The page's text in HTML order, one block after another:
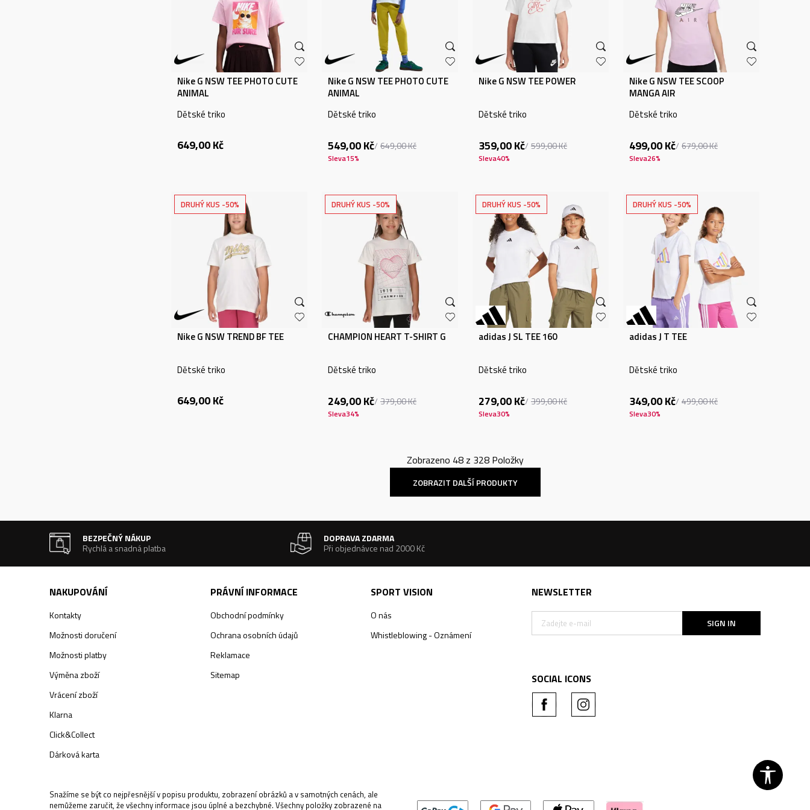
Nike G NSW TEE PHOTO CUTE
ANIMAL
Dětské triko
649,00Kč
Nike G NSW TEE PHOTO CUTE
ANIMAL
Dětské triko
549,00Kč 649,00Kč
Sleva15%
Nike G NSW TEE POWER
Dětské triko
359,00Kč 599,00Kč
Sleva40%
Nike G NSW TEE SCOOP
MANGA AIR
Dětské triko
499,00Kč 679,00Kč
Sleva26%
DRUHÝ KUS -50%
Nike G NSW TREND BF TEE
Dětské triko
649,00Kč
DRUHÝ KUS -50%
CHAMPION HEART T-SHIRT G
Dětské triko
249,00Kč 379,00Kč
Sleva34%
DRUHÝ KUS -50%
adidas J SL TEE 160
Dětské triko
279,00Kč 399,00Kč
Sleva30%
DRUHÝ KUS -50%
adidas J T TEE
Dětské triko
349,00Kč 499,00Kč
Sleva30%
Zobrazeno 48 z 328 Položky
ZOBRAZIT DALŠÍ PRODUKTY
BEZPEČNÝ NÁKUP
Rychlá a snadná platba
DOPRAVA ZDARMA
Při objednávce nad 2000 Kč
NAKUPOVÁNÍ
Kontakty
Možnosti doručení
Možnosti platby
Výměna zboží
Vrácení zboží
Klarna
Click&Collect
Dárková karta
PRÁVNÍ INFORMACE
Obchodní podmínky
Ochrana osobních údajů
Reklamace
Sitemap
SPORT VISION
O nás
Whistleblowing - Oznámení
NEWSLETTER
SIGN IN
SOCIAL ICONS
Snažíme se být co nejpřesnější v popisu produktu, zobrazení obrázků a v samotných cenách, ale
nemůžeme zaručit, že všechny informace jsou úplné a bezchybné. Všechny položky zobrazené na